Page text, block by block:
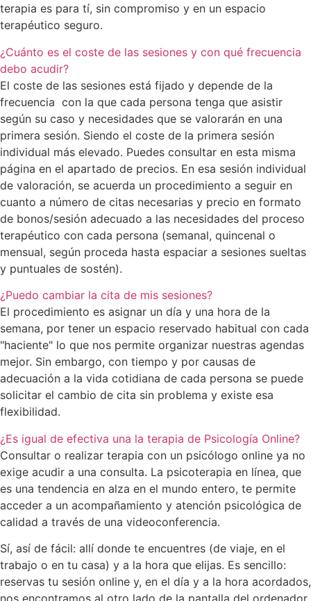
terapia es para tí, sin compromiso y en un espacio
terapéutico seguro.
¿Cuánto es el coste de las sesiones y con qué frecuencia
debo acudir?
El coste de las sesiones está fijado y depende de la
frecuencia con la que cada persona tenga que asistir
según su caso y necesidades que se valorarán en una
primera sesión. Siendo el coste de la primera sesión
individual más elevado. Puedes consultar en esta misma
página en el apartado de precios. En esa sesión individual
de valoración, se acuerda un procedimiento a seguir en
cuanto a número de citas necesarias y precio en formato
de bonos/sesión adecuado a las necesidades del proceso
terapéutico con cada persona (semanal, quincenal o
mensual, según proceda hasta espaciar a sesiones sueltas
y puntuales de sostén).
¿Puedo cambiar la cita de mis sesiones?
El procedimiento es asignar un día y una hora de la
semana, por tener un espacio reservado habitual con cada
"haciente" lo que nos permite organizar nuestras agendas
mejor. Sin embargo, con tiempo y por causas de
adecuación a la vida cotidiana de cada persona se puede
solicitar el cambio de cita sin problema y existe esa
flexibilidad.
¿Es igual de efectiva una la terapia de Psicología Online?
Consultar o realizar terapia con un psicólogo online ya no
exige acudir a una consulta. La psicoterapia en línea, que
es una tendencia en alza en el mundo entero, te permite
acceder a un acompañamiento y atención psicológica de
calidad a través de una videoconferencia.
Sí, así de fácil: allí donde te encuentres (de viaje, en el
trabajo o en tu casa) y a la hora que elijas. Es sencillo:
reservas tu sesión online y, en el día y a la hora acordados,
nos encontramos al otro lado de la pantalla del ordenador